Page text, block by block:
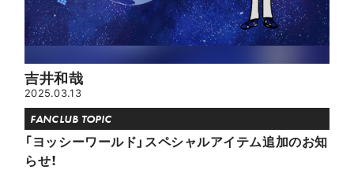
吉井和哉
2025.03.13
FANCLUB TOPIC
「ヨッシーワールド」スペシャルアイテム追加のお知
らせ！